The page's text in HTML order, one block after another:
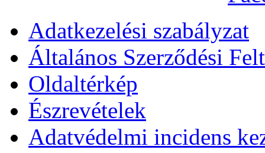
Adatkezelési szabályzat
Általános Szerződési
Oldaltérkép
Észrevételek
Adatvédelmi incidens